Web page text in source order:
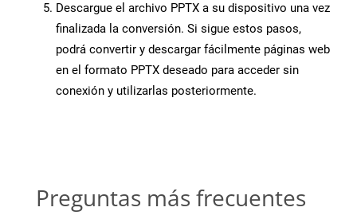
Descargue el archivo PPTX a su dispositivo una vez
finalizada la conversión. Si sigue estos pasos,
podrá convertir y descargar fácilmente páginas web
en el formato PPTX deseado para acceder sin
conexión y utilizarlas posteriormente.
Preguntas más frecuentes